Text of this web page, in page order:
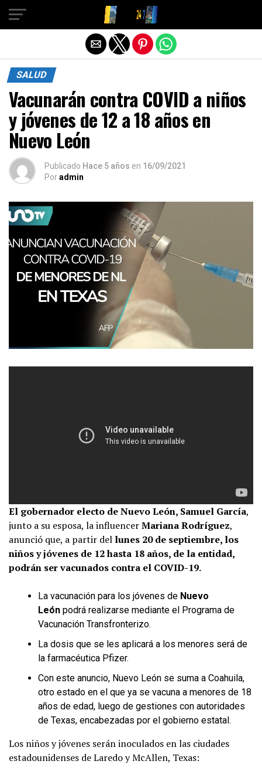
SALUD
Vacunarán contra COVID a niños
y jóvenes de 12 a 18 años en
Nuevo León
Publicado Hace 5 años en 16/09/2021
Poradmin
El gobernador electo de Nuevo León, Samuel García,
junto a su esposa, la influencerMariana Rodríguez,
anunció que, a partir del lunes 20 de septiembre, los
niños y jóvenes de 12 hasta 18 años, de la entidad,
podrán ser vacunados contra el COVID-19.
La vacunación para los jóvenes de Nuevo
León podrá realizarse mediante el Programa de
Vacunación Transfronterizo.
La dosis que se les aplicará a los menores será de
la farmacéutica Pfizer.
Con este anuncio, Nuevo León se suma a Coahuila,
otro estado en el que ya se vacuna a menores de 18
años de edad, luego de gestiones con autoridades
de Texas, encabezadas por el gobierno estatal.
Los niños y jóvenes serán inoculados en las ciudades
estadounidenses de Laredo y McAllen, Texas:
Salir de la versión móvil